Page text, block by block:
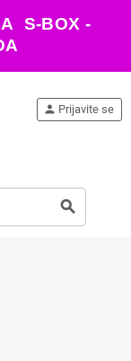
S-BOX -
search
person Prijavite se